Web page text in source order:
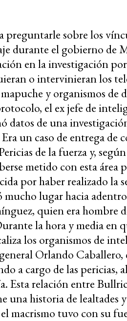
preguntarle sobre los
durante el gobierno de
en la investigación
o intervinieran los
y organismos de
el ex jefe de
datos de una
un caso de entrega de
de la fuerza y,
metido con esta área
por haber realizado la
lugar hacia
quien era hombre
la hora y media en
los organismos de
Orlando
a cargo de las pericias,
Esta relación entre
una historia de lealtades
macrismo tuvo con su